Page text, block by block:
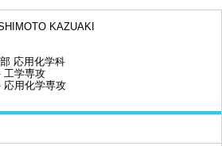
KAZUAKI
応用化学科
工学専攻
用化学専攻